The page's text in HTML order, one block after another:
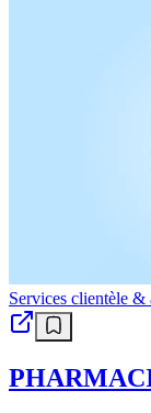
Services clientèle